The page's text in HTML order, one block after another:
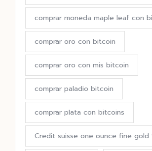
comprar moneda maple leaf con
comprar oro con bitcoin
comprar oro con mis bitcoin
comprar paladio bitcoin
comprar plata con bitcoins
Credit suisse one ounce fine gold